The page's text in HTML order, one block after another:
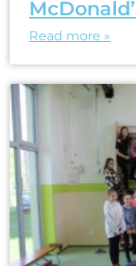
Read more »